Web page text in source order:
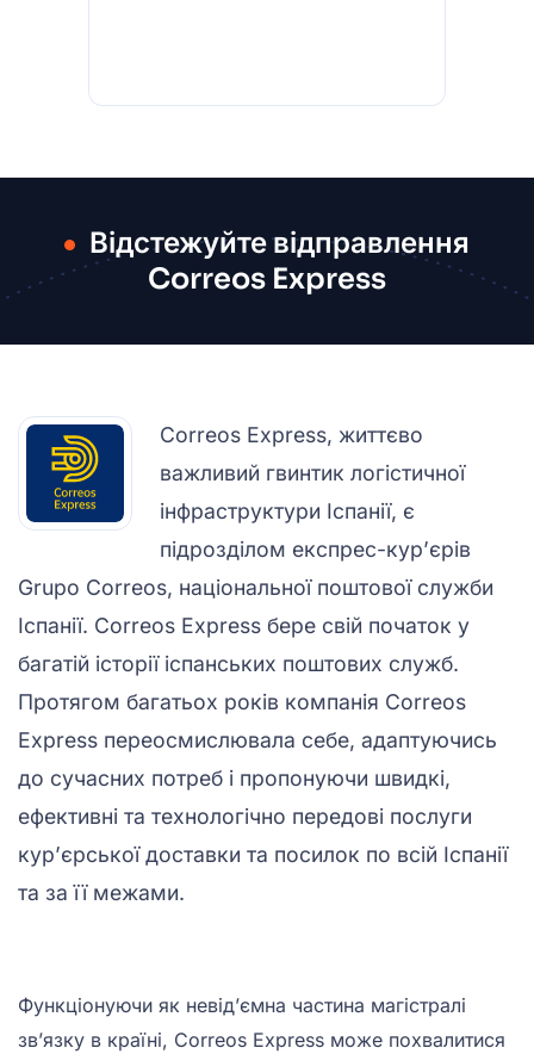
Відстежуйте відправлення
Correos Express
Correos Express, життєво
важливий гвинтик логістичної
інфраструктури Іспанії, є
підрозділом експрес-кур’єрів
Grupo Correos, національної поштової служби
Іспанії. Correos Express бере свій початок у
багатій історії іспанських поштових служб.
Протягом багатьох років компанія Correos
Express переосмислювала себе, адаптуючись
до сучасних потреб і пропонуючи швидкі,
ефективні та технологічно передові послуги
кур’єрської доставки та посилок по всій Іспанії
та за її межами.
Функціонуючи як невід’ємна частина магістралі
зв’язку в країні, Correos Express може похвалитися